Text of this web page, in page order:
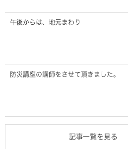
午後からは、地元まわり
防災講座の講師をさせて頂きました。
記事一覧を見る